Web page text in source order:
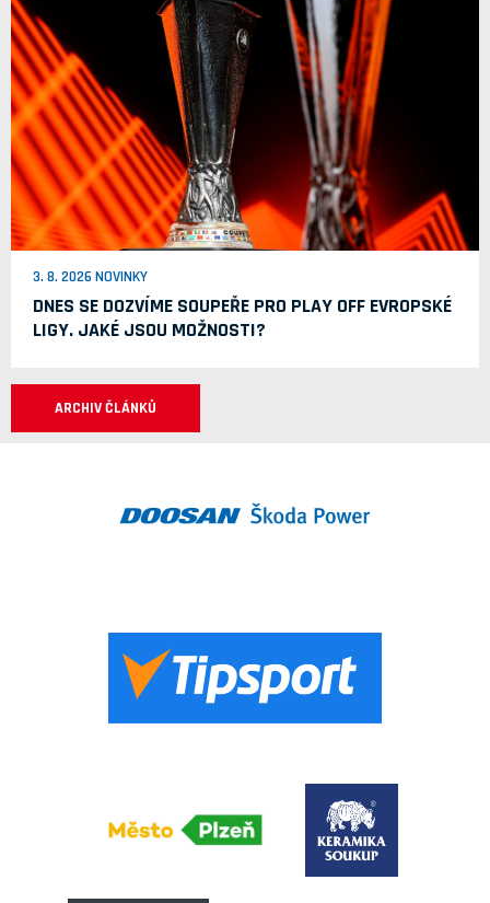
3. 8. 2026 NOVINKY
DNES SE DOZVÍME SOUPEŘE PRO PLAY OFF EVROPSKÉ
LIGY. JAKÉ JSOU MOŽNOSTI?
ARCHIV ČLÁNKŮ